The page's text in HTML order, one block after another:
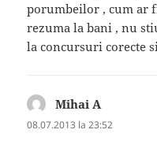
porumbeilor , cum ar
rezuma la bani , nu
la concursuri corecte
Mihai Aspune:
08.07.2013 la 23:52